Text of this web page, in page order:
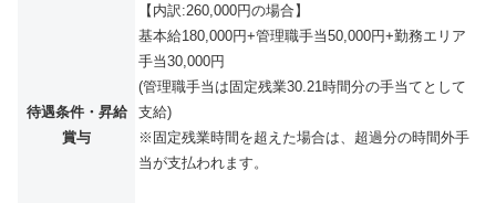
待遇条件・昇給
賞与
【内訳:260,000円の場合】
基本給180,000円+管理職手当50,000円+勤務エリア
手当30,000円
(管理職手当は固定残業30.21時間分の手当てとして
支給)
※固定残業時間を超えた場合は、超過分の時間外手
当が支払われます。